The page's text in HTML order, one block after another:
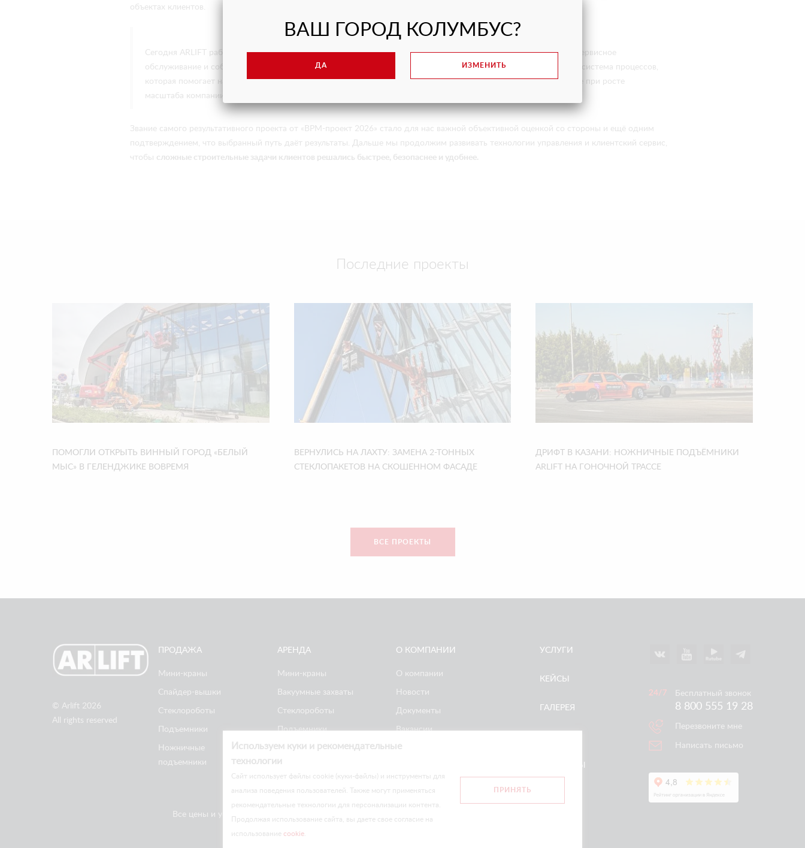
объектах клиентов.
Сегодня ARLIFT работает в России, Казахстане и Узбекистане. Мы развиваем аренду и продажу спецтехники, сервисное
обслуживание и собственное производство вакуумных захватов. За каждым направлением стоит отстроенная система процессов,
которая помогает наращивать скорость, сохранять высокое качество услуг и предсказуемость результата даже при росте
масштаба компании.
Звание самого результативного проекта от «BPM-проект 2026» стало для нас важной объективной оценкой со стороны и ещё одним
подтверждением, что выбранный путь даёт результаты. Дальше мы продолжим развивать технологии управления и клиентский сервис,
чтобы сложные строительные задачи клиентов решались быстрее, безопаснее и удобнее.
Последние проекты
ПОМОГЛИ ОТКРЫТЬ ВИННЫЙ ГОРОД «БЕЛЫЙ
МЫС» В ГЕЛЕНДЖИКЕ ВОВРЕМЯ
ВЕРНУЛИСЬ НА ЛАХТУ: ЗАМЕНА 2-ТОННЫХ
СТЕКЛОПАКЕТОВ НА СКОШЕННОМ ФАСАДЕ
ДРИФТ В КАЗАНИ: НОЖНИЧНЫЕ ПОДЪЁМНИКИ
ARLIFT НА ГОНОЧНОЙ ТРАССЕ
ВСЕ ПРОЕКТЫ
© Arlift 2026
All rights reserved
ПРОДАЖА
Мини-краны
Спайдер-вышки
Стеклороботы
Подъемники
Ножничные
подъемники
АРЕНДА
Мини-краны
Вакуумные захваты
Стеклороботы
Подъемники
Ножничные
подъемники
О КОМПАНИИ
О компании
Новости
Документы
Вакансии
Реквизиты
конфиденциальности
УСЛУГИ
КЕЙСЫ
ГАЛЕРЕЯ
Бесплатный звонок
8 800 555 19 28
Перезвоните мне
Написать письмо
Все цены и условия на сайте носят информационный характер и не являются публичной офертой.
Используем куки и рекомендательные
технологии
Cайт использует файлы cookie (куки-файлы) и инструменты для
анализа поведения пользователей. Также могут применяться
рекомендательные технологии для персонализации контента.
Продолжая использование сайта, вы даете свое согласие на
использование cookie
ПРИНЯТЬ
ВАШ ГОРОД КОЛУМБУС?
ДА ИЗМЕНИТЬ